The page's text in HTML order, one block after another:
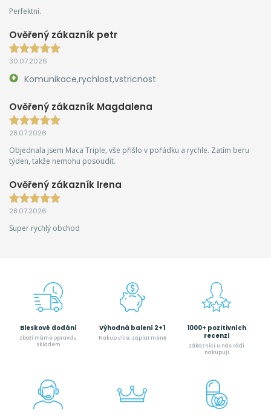
Perfektní.
Ověřený zákazník petr
30.07.2026
Komunikace,rychlost,vstricnost
Ověřený zákazník Magdalena
28.07.2026
Objednala jsem Maca Triple, vše přišlo v pořádku a rychle. Zatím beru
týden, takže nemohu posoudit.
Ověřený zákazník Irena
28.07.2026
Super rychlý obchod
Bleskové dodání
zboží máme opravdu
skladem
Výhodná balení 2+1
Nakup více, zaplať méně
1000+ pozitivních
recenzí
zákazníci u nás rádi
nakupují